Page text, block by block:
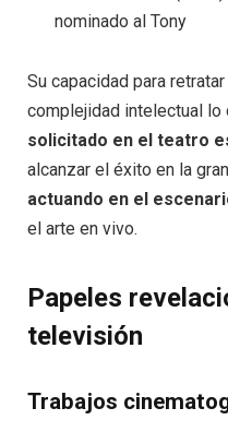
nominado al Tony
Su capacidad para
complejidad intelectual lo
solicitado en el teatro
alcanzar el éxito en la
actuando en el
el arte en vivo.
Papeles
televisión
Trabajos